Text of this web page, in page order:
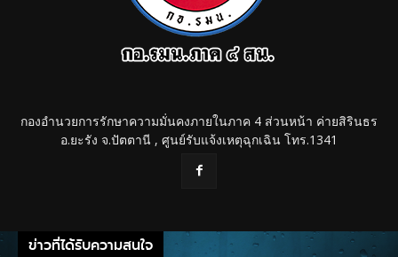
กองอำนวยการรักษาความมั่นคงภายในภาค 4 ส่วนหน้า ค่ายสิรินธร
อ.ยะรัง จ.ปัตตานี , ศูนย์รับแจ้งเหตุฉุกเฉิน โทร.1341
ข่าวที่ได้รับความสนใจ